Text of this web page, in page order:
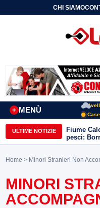
CHI SIAMO
MENÙ
+
ULTIME NOTIZIE
Fiume
pesci:
Home > Minori Stranieri Non
MINORI